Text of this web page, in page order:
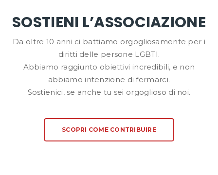
SOSTIENI L’ASSOCIAZIONE
Da oltre 10 anni ci battiamo orgogliosamente per i
diritti delle persone LGBTI.
Abbiamo raggiunto obiettivi incredibili, e non
abbiamo intenzione di fermarci.
Sostienici, se anche tu sei orgoglioso di noi.
SCOPRI COME CONTRIBUIRE